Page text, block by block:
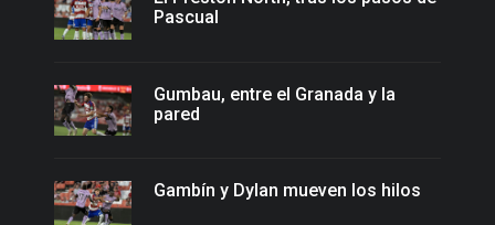
Pascual
Gumbau, entre el Granada y la
pared
Gambín y Dylan mueven los hilos